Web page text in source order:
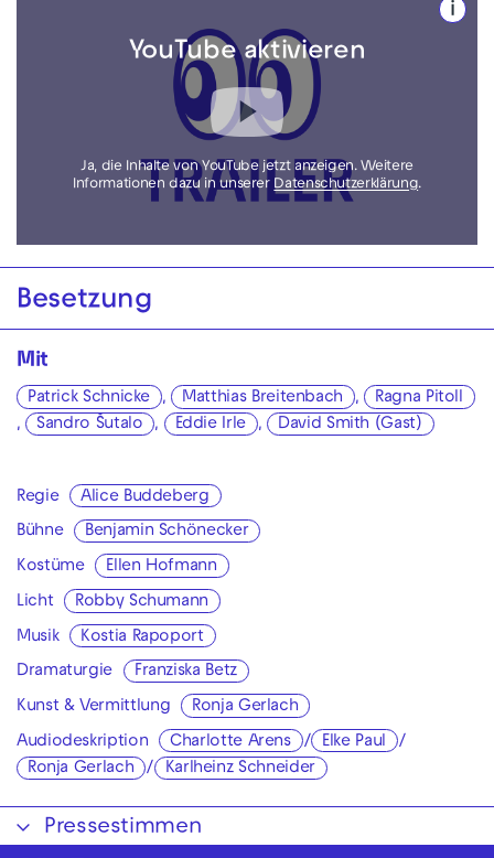
YouTube aktivieren
i
Ja, die Inhalte von YouTube jetzt anzeigen. Weitere
Informationen dazu in unserer Datenschutzerklärung.
Besetzung
Mit
Patrick Schnicke , Matthias Breitenbach ,
Ragna Pitoll
,
Sandro Šutalo , Eddie Irle , David Smith (Gast)
Regie Alice Buddeberg
Bühne Benjamin Schönecker
Kostüme Ellen Hofmann
Licht Robby Schumann
Musik Kostia Rapoport
Dramaturgie Franziska Betz
Kunst & Vermittlung Ronja Gerlach
Audiodeskription Charlotte Arens / Elke Paul
/
Ronja Gerlach
/ Karlheinz Schneider
Pressestimmen